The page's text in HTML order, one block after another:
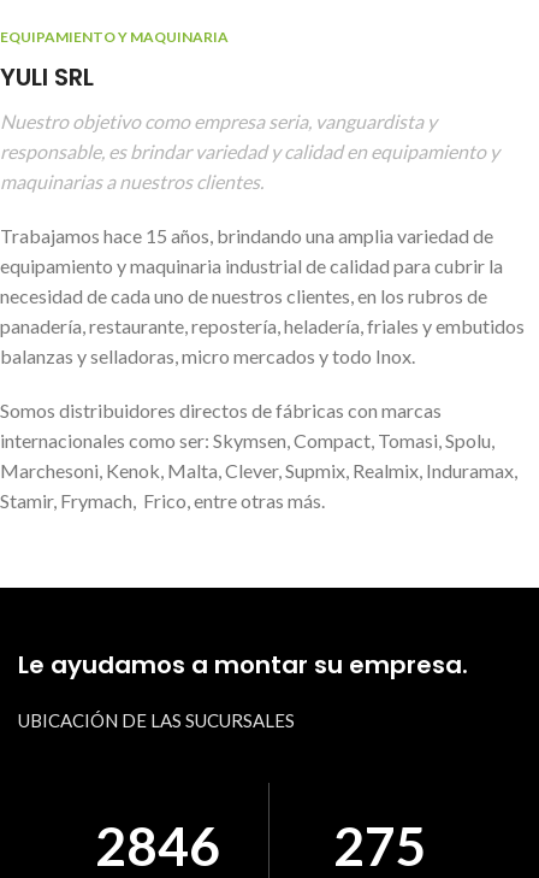
EQUIPAMIENTO Y MAQUINARIA
YULI SRL
Nuestro objetivo como empresa seria, vanguardista y
responsable, es brindar variedad y calidad en equipamiento y
maquinarias a nuestros clientes.
Trabajamos hace 15 años, brindando una amplia variedad de
equipamiento y maquinaria industrial de calidad para cubrir la
necesidad de cada uno de nuestros clientes, en los rubros de
panadería, restaurante, repostería, heladería, friales y embutidos
balanzas y selladoras, micro mercados y todo Inox.
Somos distribuidores directos de fábricas con marcas
internacionales como ser: Skymsen, Compact, Tomasi, Spolu,
Marchesoni, Kenok, Malta, Clever, Supmix, Realmix, Induramax,
Stamir, Frymach, Frico, entre otras más.
Le ayudamos a montar su empresa.
UBICACIÓN DE LAS SUCURSALES
2846 275